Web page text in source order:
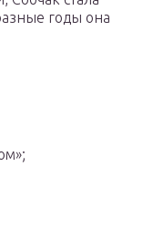
годы она